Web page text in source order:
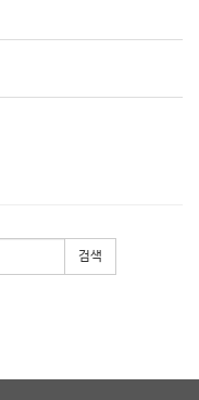
검색